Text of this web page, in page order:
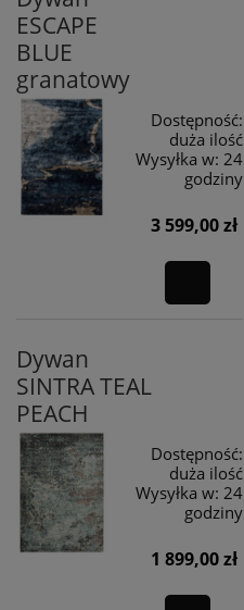
ESCAPE
BLUE
granatowy
Dostępność:
duża ilość
Wysyłka w: 24
godziny
3 599,00 zł
Dywan
SINTRA TEAL
PEACH
Dostępność:
duża ilość
Wysyłka w: 24
godziny
1 899,00 zł